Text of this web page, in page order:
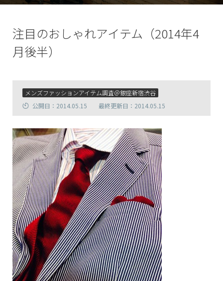
注目のおしゃれアイテム（2014年4
月後半）
メンズファッションアイテム調査＠銀座新宿渋谷
公開日：2014.05.15
最終更新日：2014.05.15